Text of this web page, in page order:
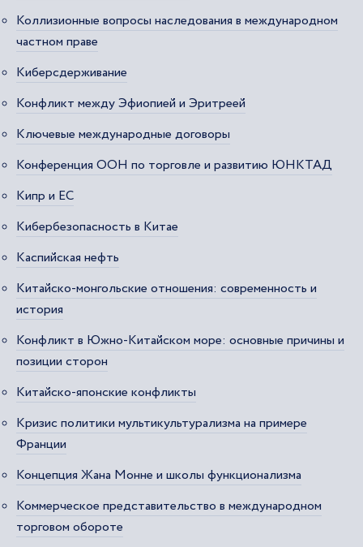
Коллизионные вопросы наследования в международном
частном праве
Киберсдерживание
Конфликт между Эфиопией и Эритреей
Ключевые международные договоры
Конференция ООН по торговле и развитию ЮНКТАД
Кипр и ЕС
Кибербезопасность в Китае
Каспийская нефть
Китайско-монгольские отношения: современность и
история
Конфликт в Южно-Китайском море: основные причины и
позиции сторон
Китайско-японские конфликты
Кризис политики мультикультурализма на примере
Франции
Концепция Жана Монне и школы функционализма
Коммерческое представительство в международном
торговом обороте